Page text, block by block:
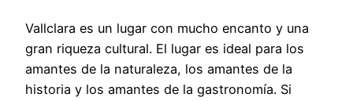
Vallclara es un lugar con mucho encanto y una
gran riqueza cultural. El lugar es ideal para los
amantes de la naturaleza, los amantes de la
historia y los amantes de la gastronomía. Si